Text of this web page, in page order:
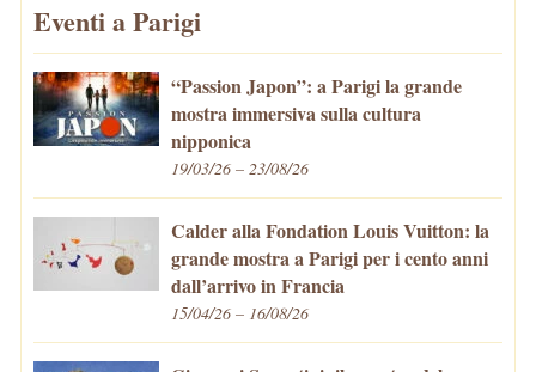
Eventi a Parigi
“Passion Japon”: a Parigi la grande
mostra immersiva sulla cultura
nipponica
19/03/26 – 23/08/26
Calder alla Fondation Louis Vuitton: la
grande mostra a Parigi per i cento anni
dall’arrivo in Francia
15/04/26 – 16/08/26